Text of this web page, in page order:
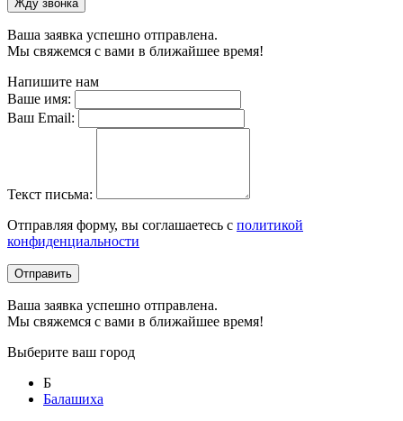
Жду звонка
Ваша заявка успешно отправлена.
Мы свяжемся с вами в ближайшее время!
Напишите нам
Ваше имя:
Ваш Email:
Текст письма:
Отправляя форму, вы соглашаетесь с политикой
конфиденциальности
Отправить
Ваша заявка успешно отправлена.
Мы свяжемся с вами в ближайшее время!
Выберите ваш город
Б
Балашиха